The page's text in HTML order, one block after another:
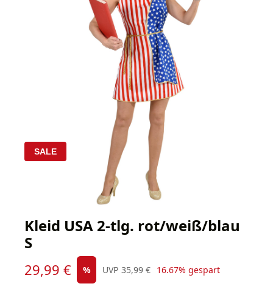
SALE
Kleid USA 2-tlg. rot/weiß/blau
S
Verkaufspreis:
29,99 € % UVP
Regulärer Preis:
35,99 € 16.67% gespart